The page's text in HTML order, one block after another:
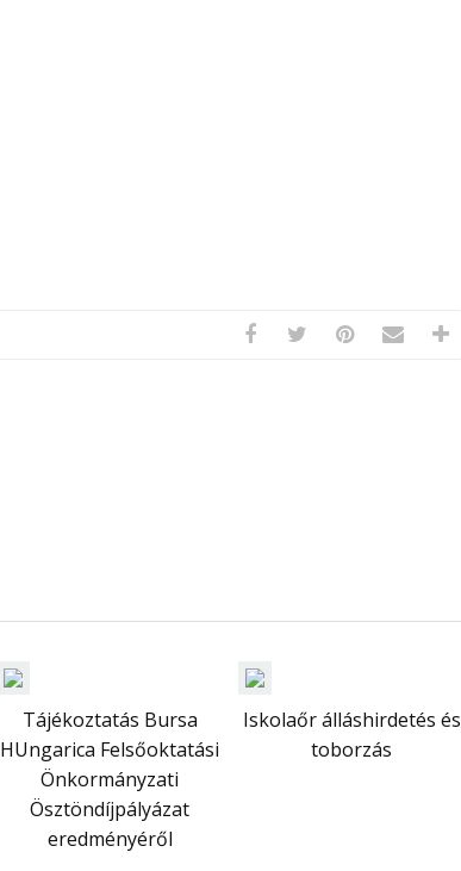
Tájékoztatás Bursa
HUngarica Felsőoktatási
Önkormányzati
Ösztöndíjpályázat
eredményéről
Iskolaőr álláshirdetés és
toborzás